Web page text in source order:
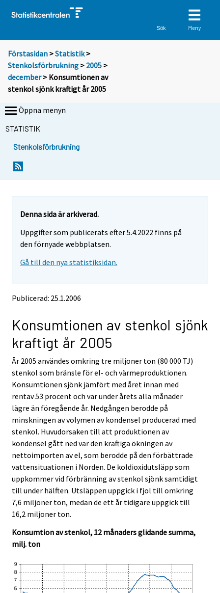
Sök Meny
Förstasidan >Statistik >
Stenkolsförbrukning > 2005 >
december> Konsumtionen av
stenkol sjönk kraftigt år 2005
Öppna menyn
STATISTIK
Stenkolsförbrukning
Denna sida är arkiverad.
Uppgifter som publicerats efter 5.4.2022 finns på
den förnyade webbplatsen.
Gå till den nya statistiksidan.
Publicerad: 25.1.2006
Konsumtionen av stenkol sjönk
kraftigt år 2005
År 2005 användes omkring tre miljoner ton (80 000 TJ)
stenkol som bränsle för el- och värmeproduktionen.
Konsumtionen sjönk jämfört med året innan med
rentav 53 procent och var under årets alla månader
lägre än föregående år. Nedgången berodde på
minskningen av volymen av kondensel producerad med
stenkol. Huvudorsaken till att produktionen av
kondensel gått ned var den kraftiga ökningen av
nettoimporten av el, som berodde på den förbättrade
vattensituationen i Norden. De koldioxidutsläpp som
uppkommer vid förbränning av stenkol sjönk samtidigt
till under hälften. Utsläppen uppgick i fjol till omkring
7,6 miljoner ton, medan de ett år tidigare uppgick till
16,2 miljoner ton.
Konsumtion av stenkol, 12 månaders glidande summa,
milj. ton